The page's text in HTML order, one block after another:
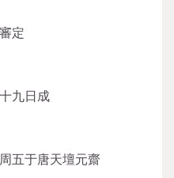
定
九日成
五于唐天壇元齋